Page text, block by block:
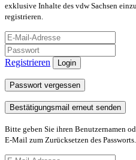
exklusive Inhalte des vdw Sachsen
registrieren.
Registrieren Login
Passwort vergessen
Bestätigungsmail erneut senden
Bitte geben Sie ihren Benutzernamen
E-Mail zum Zurücksetzen des Passworts.